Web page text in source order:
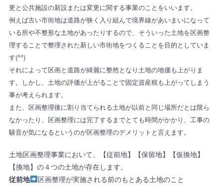
更と公共施設の新設または変更に関する事業のことをいいます。
例えば古い市街地は道路が狭く入り組んで境界線があいまいになって
いる所や不整形な土地があったりするので、そういった土地を区画整
理することで整理された新しい市街地をつくることを目的としていま
す(^^)
それによって区画と道路が綺麗に整然となり土地の地価も上がりま
す。しかし、土地の評価が上がることで固定資産税も上がってしまう
事が考えられます。
また、区画整理後に割り当てられる土地が以前と同じ場所だとは限ら
なかったり、区画整理には完了するまでとても時間がかかり、工事の
騒音が気になるというのが区画整理のデメリットと言えます。
土地区画整理事業において、【従前地】【保留地】【仮換地】
【換地】の４つの土地が存在します。
従前地
区画整理が実施される前のもとある土地のこと